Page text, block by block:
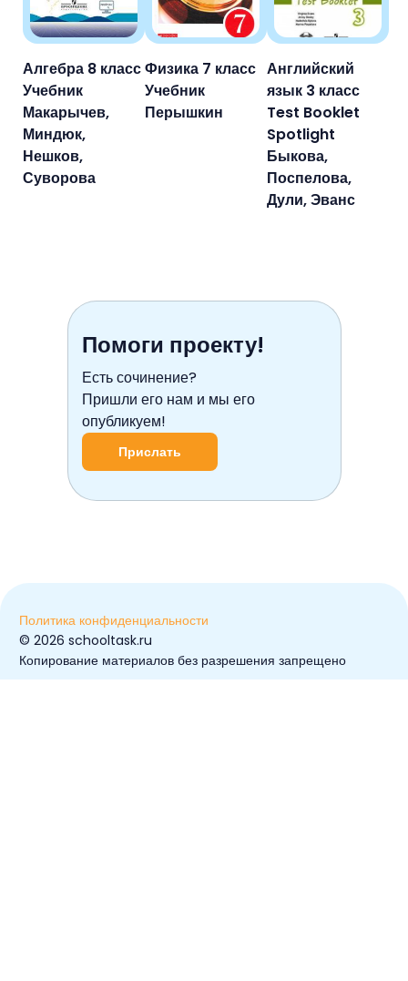
Алгебра 8 класс
Учебник
Макарычев,
Миндюк,
Нешков,
Суворова
Физика 7 класс
Учебник
Перышкин
Английский
язык 3 класс
Test Booklet
Spotlight
Быкова,
Поспелова,
Дули, Эванс
Помоги проекту!
Есть сочинение?
Пришли его нам и мы его
опубликуем!
Прислать
© ️2026 schooltask.ru
Копирование материалов без разрешения запрещено
Политика конфиденциальности